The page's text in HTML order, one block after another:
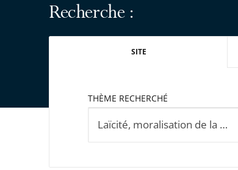
Recherche :
SITE
THÈME RECHERCHÉ